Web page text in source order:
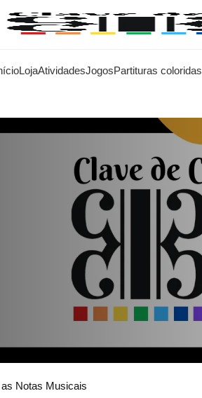
LojaAtividadesJogosPartituras coloridas
Notas Musicais